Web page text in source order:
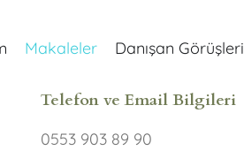
Makaleler Danışan Görüşleri
Telefon ve Email Bilgileri
0553 903 89 90